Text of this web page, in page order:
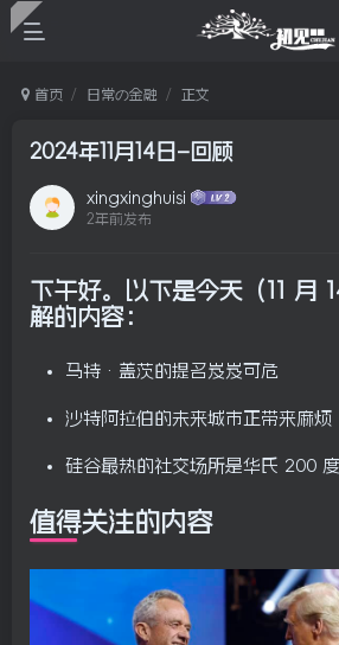
首页 日常の金融 正文
2024年11月14日–回顾
xingxinghuisi
2年前发布
下午好。以下是今天（ 11 月
解的内容：
马特·盖茨的提名岌岌可危
沙特阿拉伯的未来城市正带来麻烦
硅谷最热的社交场所是华氏 200 度
值得关注的内容